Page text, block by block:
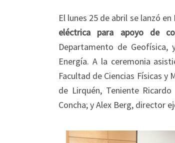
El lunes 25 de abril se lanzó
eléctrica para apoyo de
Departamento de
Energía. A la ceremonia
Facultad de Ciencias Físicas y
de Lirquén, Teniente
Concha; y Alex Berg, director